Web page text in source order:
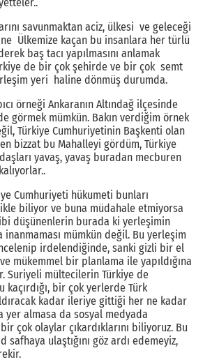
savunmaktan aciz, ülkesi ve geleceği
Ülkemize kaçan bu insanlara her türlü
baş tacı yapılmasını anlamak
de bir çok şehirde ve bir çok semt
yeri haline dönmüş durumda.
örneği Ankaranın Altındağ ilçesinde
görmek mümkün. Bakın verdiğim örnek
Türkiye Cumhuriyetinin Başkenti olan
bizzat bu Mahalleyi gördüm, Türkiye
yavaş, yavaş buradan mecburen
hükumeti bunları
biliyor ve buna müdahale etmiyorsa
düşünenlerin burada ki yerleşimin
inanmaması mümkün değil. Bu yerleşim
irdelendiğinde, sanki gizli bir el
mükemmel bir planlama ile yapıldığına
Suriyeli mültecilerin Türkiye de
kaçırdığı, bir çok yerlerde Türk
kadar ileriye gittiği her ne kadar
yer almasa da sosyal medyada
çok olaylar çıkardıklarını biliyoruz. Bu
safhaya ulaştığını göz ardı edemeyiz,